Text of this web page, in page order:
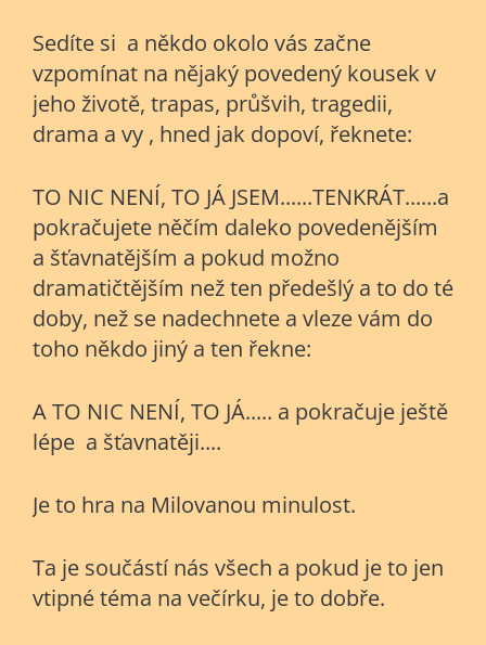
Sedíte si a někdo okolo vás začne
vzpomínat na nějaký povedený kousek v
jeho životě, trapas, průšvih, tragedii,
drama a vy , hned jak dopoví, řeknete:
TO NIC NENÍ, TO JÁ JSEM......TENKRÁT......a
pokračujete něčím daleko povedenějším
a šťavnatějším a pokud možno
dramatičtějším než ten předešlý a to do té
doby, než se nadechnete a vleze vám do
toho někdo jiný a ten řekne:
A TO NIC NENÍ, TO JÁ..... a pokračuje ještě
lépe a šťavnatěji....
Je to hra na Milovanou minulost.
Ta je součástí nás všech a pokud je to jen
vtipné téma na večírku, je to dobře.